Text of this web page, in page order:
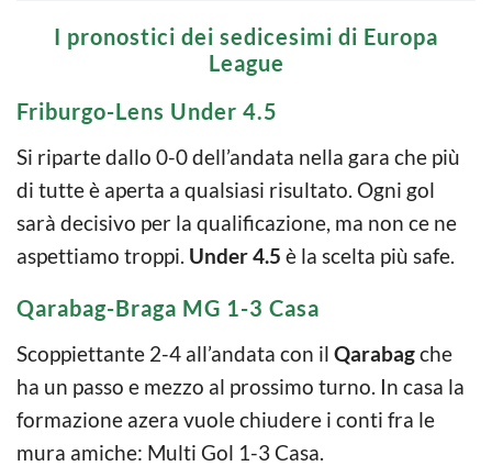
I pronostici dei sedicesimi di Europa
League
Friburgo-Lens Under 4.5
Si riparte dallo 0-0 dell’andata nella gara che più
di tutte è aperta a qualsiasi risultato. Ogni gol
sarà decisivo per la qualificazione, ma non ce ne
aspettiamo troppi. Under 4.5 è la scelta più safe.
Qarabag-Braga MG 1-3 Casa
Scoppiettante 2-4 all’andata con il Qarabagche
ha un passo e mezzo al prossimo turno. In casa la
formazione azera vuole chiudere i conti fra le
mura amiche: Multi Gol 1-3 Casa.